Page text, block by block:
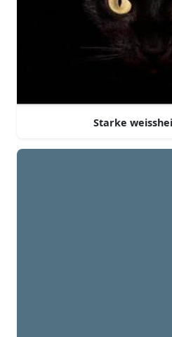
Starke